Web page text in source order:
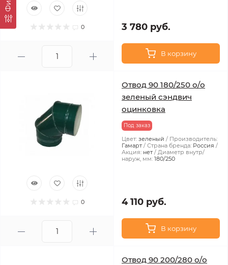
0 3 780 руб.
В корзину
0
Отвод 90 180/250 о/о
зеленый сэндвич
оцинковка
Под заказ
Цвет: зеленый
Производитель:
Гамарт
Страна бренда: Россия
Акция: нет
Диаметр внутр/
наруж, мм: 180/250
4 110 руб.
В корзину
Отвод 90 200/280 о/о